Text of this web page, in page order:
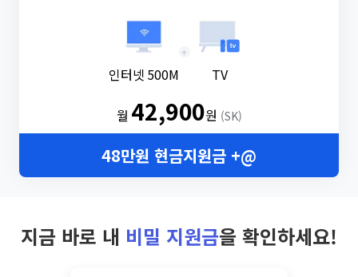
인터넷 500M
+
TV
월 42,900원 (SK)
48만원 현금지원금 +@
지금 바로 내 비밀 지원금을 확인하세요!